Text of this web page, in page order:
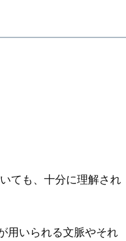
ても、十分に理解され
用いられる文脈やそれ